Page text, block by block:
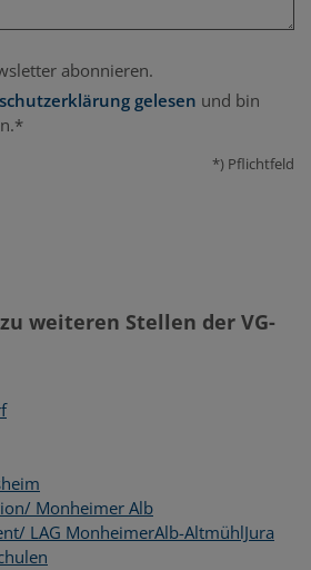
abonnieren.
gelesen und bin
*) Pflichtfeld
weiteren Stellen der VG-
Monheimer Alb
LAG MonheimerAlb-AltmühlJura